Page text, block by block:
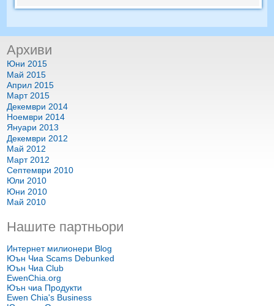
Архиви
Юни 2015
Май 2015
Април 2015
Март 2015
Декември 2014
Ноември 2014
Януари 2013
Декември 2012
Май 2012
Март 2012
Септември 2010
Юли 2010
Юни 2010
Май 2010
Нашите партньори
Интернет милионери Blog
Юън Чиа Scams Debunked
Юън Чиа Club
EwenChia.org
Юън чиа Продукти
Ewen Chia's Business